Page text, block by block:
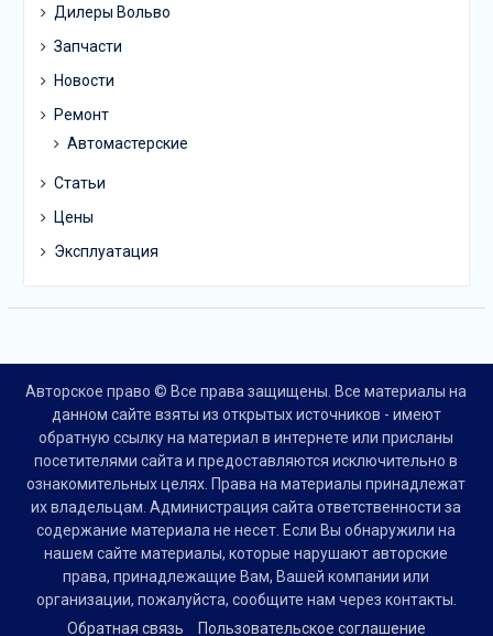
Дилеры Вольво
Запчасти
Новости
Ремонт
Автомастерские
Статьи
Цены
Эксплуатация
Авторское право © Все права защищены. Все материалы на
данном сайте взяты из открытых источников - имеют
обратную ссылку на материал в интернете или присланы
посетителями сайта и предоставляются исключительно в
ознакомительных целях. Права на материалы принадлежат
их владельцам. Администрация сайта ответственности за
содержание материала не несет. Если Вы обнаружили на
нашем сайте материалы, которые нарушают авторские
права, принадлежащие Вам, Вашей компании или
организации, пожалуйста, сообщите нам через контакты.
Обратная связь
Пользовательское соглашение